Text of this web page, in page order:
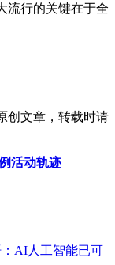
流行的关键在于全
创文章，转载时请
活动轨迹